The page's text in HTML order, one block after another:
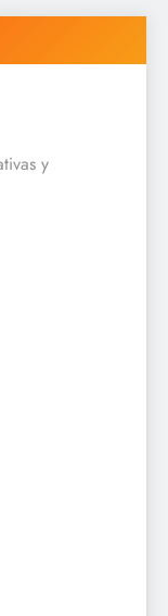
y